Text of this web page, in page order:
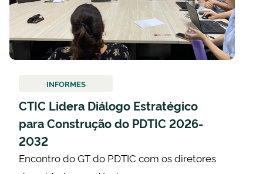
INFORMES
CTIC Lidera Diálogo Estratégico
para Construção do PDTIC 2026-
2032
Encontro do GT do PDTIC com os diretores